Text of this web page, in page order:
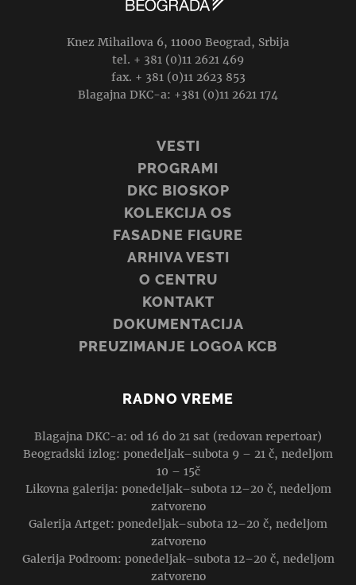
Knez Mihailova 6, 11000 Beograd, Srbija
tel. + 381 (0)11 2621 469
fax. + 381 (0)11 2623 853
Blagajna DKC-a: +381 (0)11 2621 174
VESTI
PROGRAMI
DKC BIOSKOP
KOLEKCIJA OS
FASADNE FIGURE
ARHIVA VESTI
O CENTRU
KONTAKT
DOKUMENTACIJA
PREUZIMANJE LOGOA KCB
RADNO VREME
Blagajna DKC-a: od 16 do 21 sat (redovan repertoar)
Beogradski izlog: ponedeljak–subota 9 – 21 č, nedeljom
10 – 15č
Likovna galerija: ponedeljak–subota 12–20 č, nedeljom
zatvoreno
Galerija Artget: ponedeljak–subota 12–20 č, nedeljom
zatvoreno
Galerija Podroom: ponedeljak–subota 12–20 č, nedeljom
zatvoreno